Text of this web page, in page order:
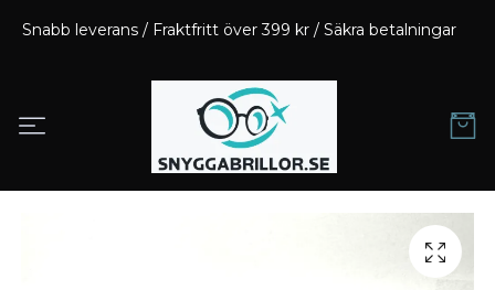
Snabb leverans / Fraktfritt över 399 kr / Säkra betalningar